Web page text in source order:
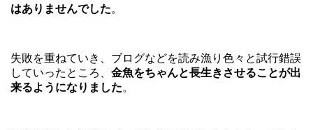
はありませんでした。
失敗を重ねていき、ブログなどを読み漁り色々と試行錯誤
していったところ、 金魚をちゃんと長生きさせることが出
来るようになりました。